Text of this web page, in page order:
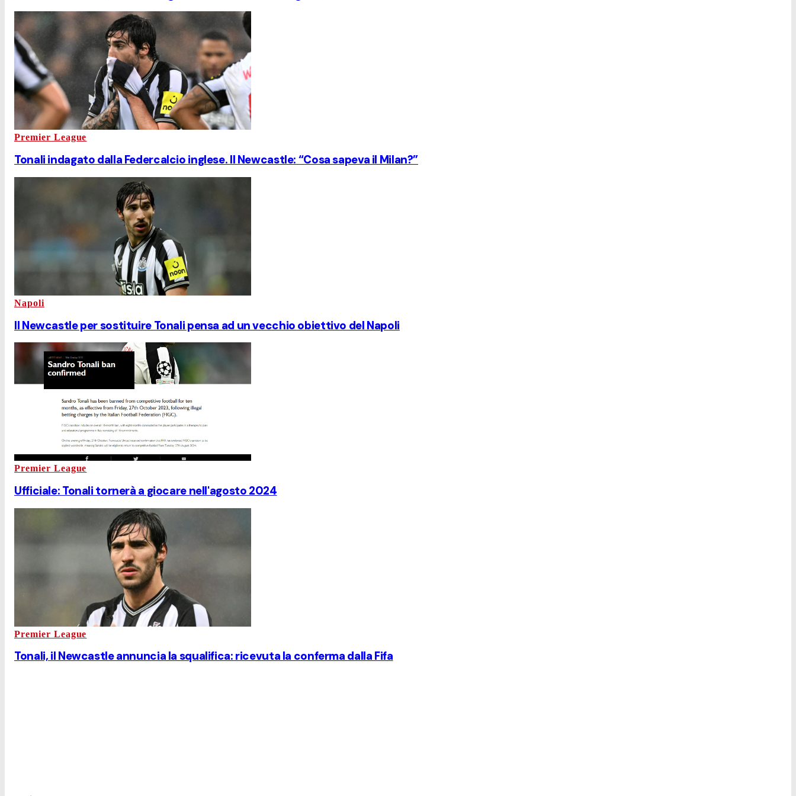
Premier League
Tonali indagato dalla Federcalcio inglese. Il Newcastle: “Cosa sapeva il Milan?”
Napoli
Il Newcastle per sostituire Tonali pensa ad un vecchio obiettivo del Napoli
Premier League
Ufficiale: Tonali tornerà a giocare nell'agosto 2024
Premier League
Tonali, il Newcastle annuncia la squalifica: ricevuta la conferma dalla Fifa